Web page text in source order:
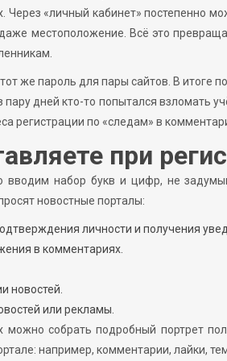
«личный кабинет» постепенно
местоположение. Всё это
же пароль для пары сайтов. В итоге
дней кто-то попытался взломать
регистрации по «следам» в
при
вводим набор букв и цифр, не
новостные порталы:
личности и получения
в комментариях.
новостей.
или рекламы.
собрать подробный портрет
например, комментарии, лайки,